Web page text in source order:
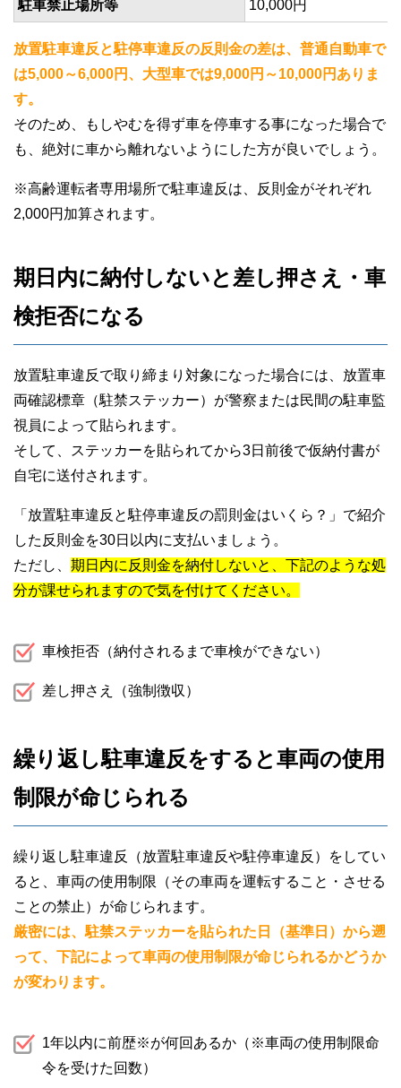
駐車禁止場所等 10,000円
放置駐車違反と駐停車違反の反則金の差は、普通自動車で
は5,000～6,000円、大型車では9,000円～10,000円ありま
す。
そのため、もしやむを得ず車を停車する事になった場合で
も、絶対に車から離れないようにした方が良いでしょう。
※高齢運転者専用場所で駐車違反は、反則金がそれぞれ
2,000円加算されます。
期日内に納付しないと差し押さえ・車
検拒否になる
放置駐車違反で取り締まり対象になった場合には、放置車
両確認標章（駐禁ステッカー）が警察または民間の駐車監
視員によって貼られます。
そして、ステッカーを貼られてから3日前後で仮納付書が
自宅に送付されます。
「放置駐車違反と駐停車違反の罰則金はいくら？」で紹介
した反則金を30日以内に支払いましょう。
ただし、 期日内に反則金を納付しないと、下記のような処
分が課せられますので気を付けてください。
車検拒否（納付されるまで車検ができない）
差し押さえ（強制徴収）
繰り返し駐車違反をすると車両の使用
制限が命じられる
繰り返し駐車違反（放置駐車違反や駐停車違反）をしてい
ると、車両の使用制限（その車両を運転すること・させる
ことの禁止）が命じられます。
厳密には、駐禁ステッカーを貼られた日（基準日）から遡
って、下記によって車両の使用制限が命じられるかどうか
が変わります。
1年以内に前歴※が何回あるか（※車両の使用制限命
令を受けた回数）